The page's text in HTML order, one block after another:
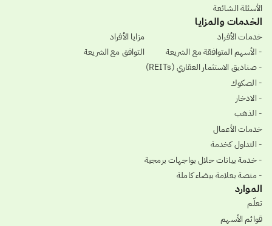
الأسئلة الشائعة
الخدمات والمزايا
خدمات الأفراد
- الأسهم المتوافقة مع الشريعة
- صناديق الاستثمار العقاري (REITs)
- الصكوك
- الادخار
- الذهب
خدمات الأعمال
- التداول كخدمة
- خدمة بيانات حلال بواجهات برمجية
- منصة بعلامة بيضاء كاملة
مزايا الأفراد
التوافق مع الشريعة
الموارد
تعلّم
قوائم الأسهم